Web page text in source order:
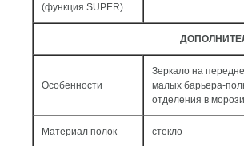
(функция SUPER)
Особенности
Зеркало на
малых барьера-
отделения в
Материал полок стекло